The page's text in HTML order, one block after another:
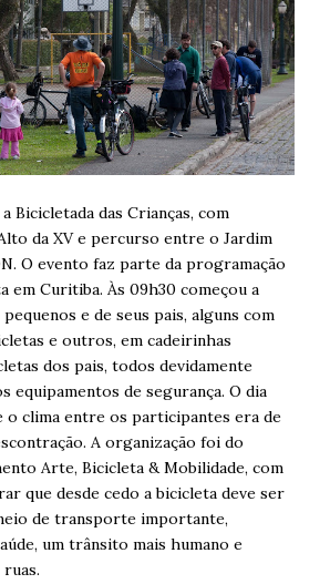
Bicicletada das Crianças, com
da XV e percurso entre o Jardim
O evento faz parte da programação
em Curitiba. Às 09h30 começou a
e de seus pais, alguns com
e outros, em cadeirinhas
dos pais, todos devidamente
equipamentos de segurança. O dia
o clima entre os participantes era de
A organização foi do
Arte, Bicicleta & Mobilidade, com
que desde cedo a bicicleta deve ser
de transporte importante,
um trânsito mais humano e